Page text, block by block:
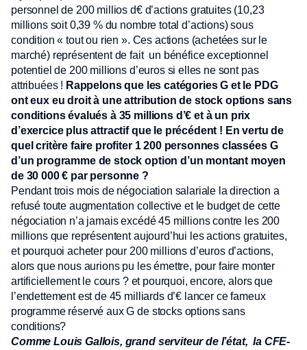
personnel de 200 millios d€ d’actions gratuites (10,23
millions soit 0,39 % du nombre total d’actions) sous
condition « tout ou rien ». Ces actions (achetées sur le
marché) représentent de fait un bénéfice exceptionnel
potentiel de 200 millions d’euros si elles ne sont pas
attribuées ! Rappelons que les catégories G et le PDG
ont eux eu droit à une attribution de stock options sans
conditions évalués à 35 millions d’€ et à un prix
d’exercice plus attractif que le précédent ! En vertu de
quel critère faire profiter 1 200 personnes classées G
d’un programme de stock option d’un montant moyen
de 30 000 € par personne ?
Pendant trois mois de négociation salariale la direction a
refusé toute augmentation collective et le budget de cette
négociation n’a jamais excédé 45 millions contre les 200
millions que représentent aujourd’hui les actions gratuites,
et pourquoi acheter pour 200 millions d’euros d’actions,
alors que nous aurions pu les émettre, pour faire monter
artificiellement le cours ? et pourquoi, encore, alors que
l’endettement est de 45 milliards d’€ lancer ce fameux
programme réservé aux G de stocks options sans
conditions?
Comme Louis Gallois, grand serviteur de l’état, la CFE-